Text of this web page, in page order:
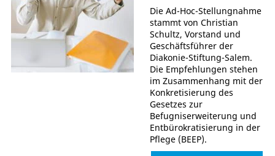
Die Ad-Hoc-Stellungnahme
stammt von Christian
Schultz, Vorstand und
Geschäftsführer der
Diakonie-Stiftung-Salem.
Die Empfehlungen stehen
im Zusammenhang mit der
Konkretisierung des
Gesetzes zur
Befugniserweiterung und
Entbürokratisierung in der
Pflege (BEEP).